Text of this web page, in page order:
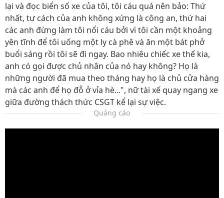
lại và đọc biển số xe của tôi, tôi cáu quá nên bảo: Thứ
nhất, tư cách của anh không xứng là công an, thứ hai
các anh đừng làm tôi nổi cáu bởi vì tôi cần một khoảng
yên tĩnh để tôi uống một ly cà phê và ăn một bát phở
buổi sáng rồi tôi sẽ đi ngay. Bao nhiêu chiếc xe thế kia,
anh có gọi được chủ nhân của nó hay không? Họ là
những người đã mua theo tháng hay họ là chủ cửa hàng
mà các anh để họ đỗ ở vỉa hè...", nữ tài xế quay ngang xe
giữa đường thách thức CSGT kể lại sự việc.
Quảng cáo